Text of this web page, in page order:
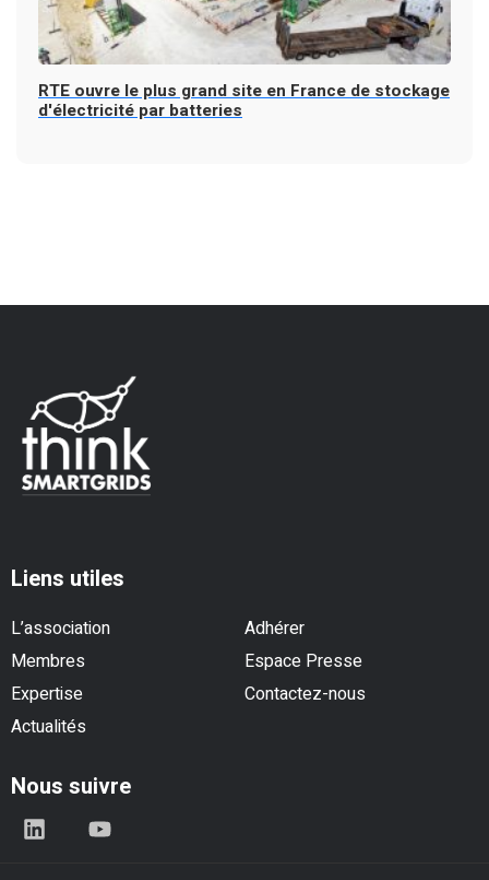
RTE ouvre le plus grand site en France de stockage
d'électricité par batteries
Liens utiles
L’association
Adhérer
Membres
Espace Presse
Expertise
Contactez-nous
Actualités
Nous suivre